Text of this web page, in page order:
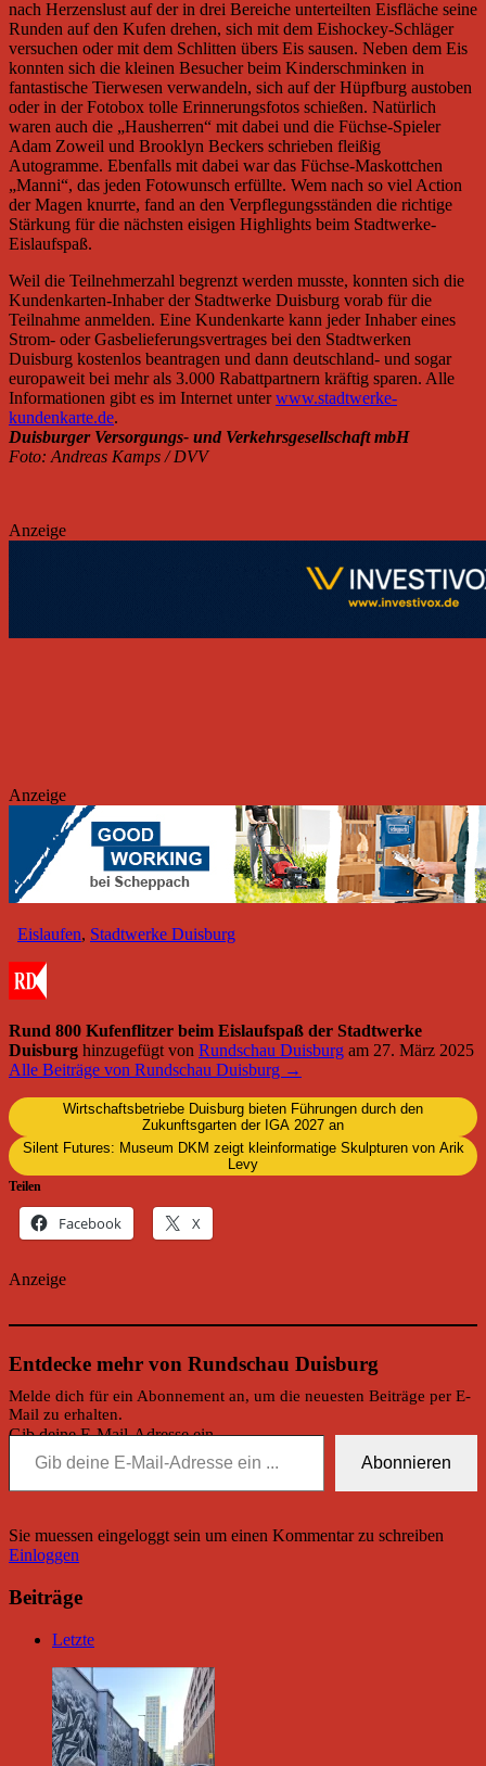
nach Herzenslust auf der in drei Bereiche unterteilten Eisfläche seine
Runden auf den Kufen drehen, sich mit dem Eishockey-Schläger
versuchen oder mit dem Schlitten übers Eis sausen. Neben dem Eis
konnten sich die kleinen Besucher beim Kinderschminken in
fantastische Tierwesen verwandeln, sich auf der Hüpfburg austoben
oder in der Fotobox tolle Erinnerungsfotos schießen. Natürlich
waren auch die „Hausherren“ mit dabei und die Füchse-Spieler
Adam Zoweil und Brooklyn Beckers schrieben fleißig
Autogramme. Ebenfalls mit dabei war das Füchse-Maskottchen
„Manni“, das jeden Fotowunsch erfüllte. Wem nach so viel Action
der Magen knurrte, fand an den Verpflegungsständen die richtige
Stärkung für die nächsten eisigen Highlights beim Stadtwerke-
Eislaufspaß.
Weil die Teilnehmerzahl begrenzt werden musste, konnten sich die
Kundenkarten-Inhaber der Stadtwerke Duisburg vorab für die
Teilnahme anmelden. Eine Kundenkarte kann jeder Inhaber eines
Strom- oder Gasbelieferungsvertrages bei den Stadtwerken
Duisburg kostenlos beantragen und dann deutschland- und sogar
europaweit bei mehr als 3.000 Rabattpartnern kräftig sparen. Alle
Informationen gibt es im Internet unterwww.stadtwerke-
kundenkarte.de.
Duisburger Versorgungs- und Verkehrsgesellschaft mbH
Foto: Andreas Kamps / DVV
Anzeige
Anzeige
Eislaufen, Stadtwerke Duisburg
Rund 800 Kufenflitzer beim Eislaufspaß der Stadtwerke
Duisburg hinzugefügt von Rundschau Duisburg am 27. März 2025
Alle Beiträge von Rundschau Duisburg →
Wirtschaftsbetriebe Duisburg bieten Führungen durch den
Zukunftsgarten der IGA 2027 an
Silent Futures: Museum DKM zeigt kleinformatige Skulpturen von Arik
Levy
Teilen
Facebook X
Anzeige
Entdecke mehr von Rundschau Duisburg
Melde dich für ein Abonnement an, um die neuesten Beiträge per E-
Mail zu erhalten.
Gib deine E-Mail-Adresse ein ...
Abonnieren
Sie muessen eingeloggt sein um einen Kommentar zu schreiben
Einloggen
Beiträge
Letzte